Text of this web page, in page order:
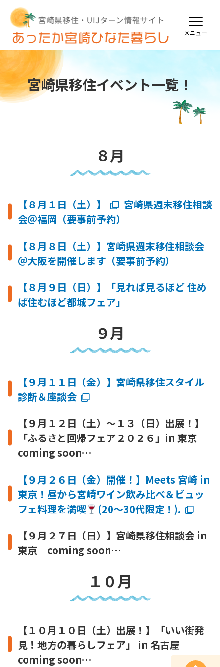
宮崎県移住イベント一覧！
８月
【８月１日（土）】
宮崎県週末移住相談
会＠福岡（要事前予約）
【８月８日（土）】宮崎県週末移住相談会
＠大阪を開催します（要事前予約）
【８月９日（日）】「見れば見るほど 住め
ば住むほど都城フェア」
９月
【９月１１日（金）】宮崎県移住スタイル
診断＆座談会
【９月１２日（土）～１３（日）出展！】
「ふるさと回帰フェア２０２６」in 東京
coming soon…
【９月２６日（金）開催！】Meets 宮崎 in
東京！昼から宮崎ワイン飲み比べ＆ビュッ
フェ料理を満喫
(20～30代限定！).
【９月２７日（日）】宮崎県移住相談会 in
東京 coming soon…
１０月
【１０月１０日（土）出展！】「いい街発
見！地方の暮らしフェア」 in 名古屋
coming soon…